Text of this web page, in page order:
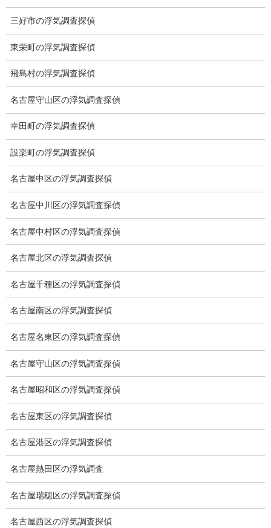
契約後の安心と信頼
顧問弁護士のご案内
委任契約
低料金の理由
探偵を本業
調査機器
探偵の資格
弁護士紹介
浮気調査
浮気調査プランのご案内
浮気調査の相場
調査費用と調査日数の目安
浮気調査料金の比較例
GPS検索調査
GPS調査
車両調査
浮気調査地域
三好市の浮気調査探偵
東栄町の浮気調査探偵
飛島村の浮気調査探偵
名古屋守山区の浮気調査探偵
幸田町の浮気調査探偵
設楽町の浮気調査探偵
名古屋中区の浮気調査探偵
名古屋中川区の浮気調査探偵
名古屋中村区の浮気調査探偵
名古屋北区の浮気調査探偵
名古屋千種区の浮気調査探偵
名古屋南区の浮気調査探偵
名古屋名東区の浮気調査探偵
名古屋守山区の浮気調査探偵
名古屋昭和区の浮気調査探偵
名古屋東区の浮気調査探偵
名古屋港区の浮気調査探偵
名古屋熱田区の浮気調査
名古屋瑞穂区の浮気調査探偵
名古屋西区の浮気調査探偵